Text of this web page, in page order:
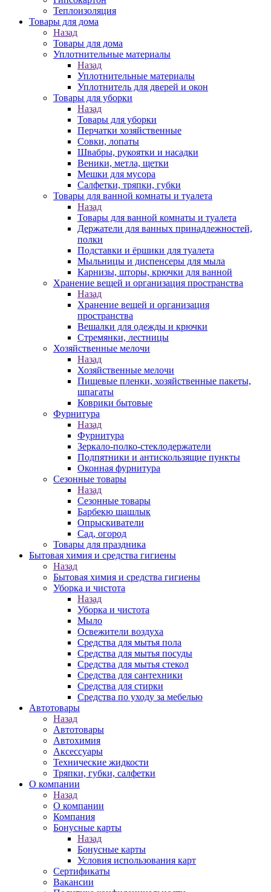
Теплоизоляция
Товары для дома
Назад
Товары для дома
Уплотнительные материалы
Назад
Уплотнительные материалы
Уплотнитель для дверей и окон
Товары для уборки
Назад
Товары для уборки
Перчатки хозяйственные
Совки, лопаты
Швабры, рукоятки и насадки
Веники, метла, щетки
Мешки для мусора
Салфетки, тряпки, губки
Товары для ванной комнаты и туалета
Назад
Товары для ванной комнаты и туалета
Держатели для ванных принадлежностей,
полки
Подставки и ёршики для туалета
Мыльницы и диспенсеры для мыла
Карнизы, шторы, крючки для ванной
Хранение вещей и организация пространства
Назад
Хранение вещей и организация
пространства
Вешалки для одежды и крючки
Стремянки, лестницы
Хозяйственные мелочи
Назад
Хозяйственные мелочи
Пищевые пленки, хозяйственные пакеты,
шпагаты
Коврики бытовые
Фурнитура
Назад
Фурнитура
Зеркало-полко-стеклодержатели
Подпятники и антискользящие пункты
Оконная фурнитура
Сезонные товары
Назад
Сезонные товары
Барбекю шашлык
Опрыскиватели
Сад, огород
Товары для праздника
Бытовая химия и средства гигиены
Назад
Бытовая химия и средства гигиены
Уборка и чистота
Назад
Уборка и чистота
Мыло
Освежители воздуха
Средства для мытья пола
Средства для мытья посуды
Средства для мытья стекол
Средства для сантехники
Средства для стирки
Средства по уходу за мебелью
Автотовары
Назад
Автотовары
Автохимия
Аксессуары
Технические жидкости
Тряпки, губки, салфетки
О компании
Назад
О компании
Компания
Бонусные карты
Назад
Бонусные карты
Условия использования карт
Сертификаты
Вакансии